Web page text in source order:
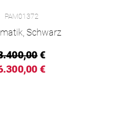
Preis: 10.300,00 €, Verfügbar
PAM01372
Schwarz
€
€